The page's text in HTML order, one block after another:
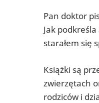
Pan doktor
Jak
starałem się
Książki są
zwierzętach
rodziców i